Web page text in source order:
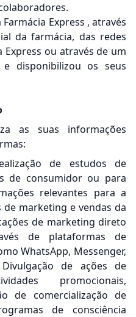
Express , através
da farmácia, das redes
Express ou através de um
disponibilizou os seus
as suas informações
de estudos de
de consumidor ou para
relevantes para a
de marketing e vendas da
de marketing direto
de plataformas de
WhatsApp, Messenger,
de ações de
promocionais,
de comercialização de
de consciência